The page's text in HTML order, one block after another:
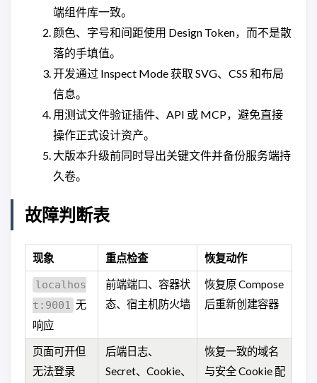
端组件库一致。
颜色、字号和间距使用 Design Token，而不是散
落的手填值。
开发通过 Inspect Mode 获取 SVG、CSS 和布局
信息。
用测试文件验证插件、API 或 MCP，避免直接
操作正式设计资产。
大版本升级前同时导出关键文件并备份服务端持
久卷。
故障判断表
现象 重点检查 恢复动作
localhos
t:9001 无
响应
前端端口、容器状
态、宿主机防火墙
恢复原 Compose
后重新创建容器
页面可开但
无法登录
后端日志、
Secret、Cookie、
恢复一致的域名
与安全 Cookie 配